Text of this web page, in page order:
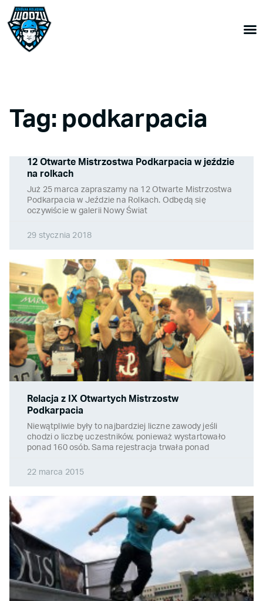
Tag: podkarpacia
12 Otwarte Mistrzostwa Podkarpacia w jeździe
na rolkach
Już 25 marca zapraszamy na 12 Otwarte Mistrzostwa
Podkarpacia w Jeździe na Rolkach. Odbędą się
oczywiście w galerii Nowy Świat
29 stycznia 2018
Relacja z IX Otwartych Mistrzostw
Podkarpacia
Niewątpliwie były to najbardziej liczne zawody jeśli
chodzi o liczbę uczestników, ponieważ wystartowało
ponad 160 osób. Sama rejestracja trwała ponad
22 marca 2015